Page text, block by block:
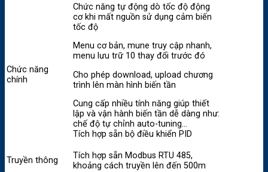
Chức năng
chính
Chức năng tự động dò tốc độ động
cơ khi mất nguồn sử dụng cảm biến
tốc độ
Menu cơ bản, mune truy cập nhanh,
menu lưu trữ 10 thay đổi trước đó
Cho phép download, upload chương
trình lên màn hình biến tần
Cung cấp nhiều tính năng giúp thiết
lập và vận hành biến tần dễ dàng như:
chế độ tự chỉnh auto-tuning…
Tích hợp sẵn bộ điều khiển PID
Truyền thông
Tích hợp sẵn Modbus RTU 485,
khoảng cách truyền lên đến 500m